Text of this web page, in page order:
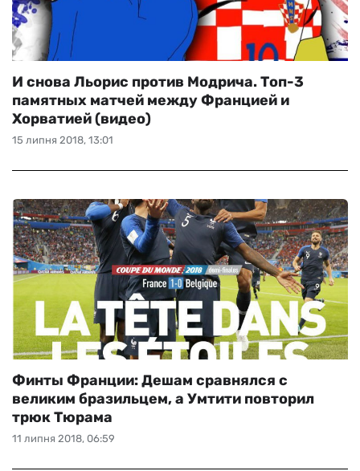
15 липня 2018, 13:01
И снова Льорис против Модрича. Топ-3
памятных матчей между Францией и
Хорватией (видео)
11 липня 2018, 06:59
Финты Франции: Дешам сравнялся с
великим бразильцем, а Умтити повторил
трюк Тюрама